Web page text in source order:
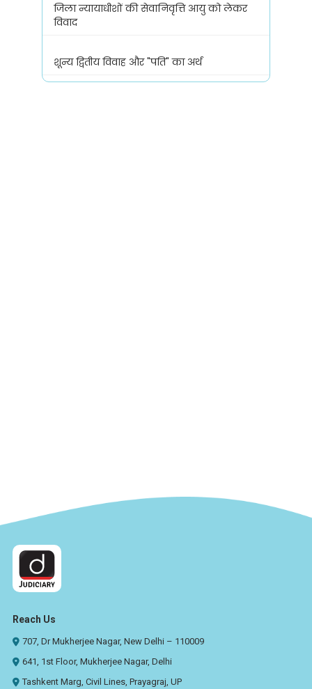
जिला न्यायाधीशों की सेवानिवृत्ति आयु को लेकर
विवाद
शून्य द्वितीय विवाह और "पति" का अर्थ
Reach Us
707, Dr Mukherjee Nagar, New Delhi – 110009
641, 1st Floor, Mukherjee Nagar, Delhi
Tashkent Marg, Civil Lines, Prayagraj, UP